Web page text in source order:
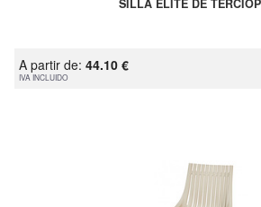
SILLA ELITE DE
A partir de: 44.10 €
IVA INCLUIDO